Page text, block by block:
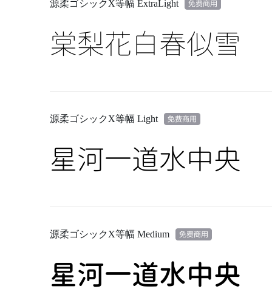
源柔ゴシックX等幅 ExtraLight
棠梨花白春似雪
源柔ゴシックX等幅 Light
星河一道水中央
源柔ゴシックX等幅 Medium
星河一道水中央